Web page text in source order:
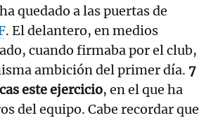
quedado a las puertas de
. El delantero, en medios
cuando firmaba por el club,
ambición del primer día. 7
este ejercicio, en el que ha
del equipo. Cabe recordar que